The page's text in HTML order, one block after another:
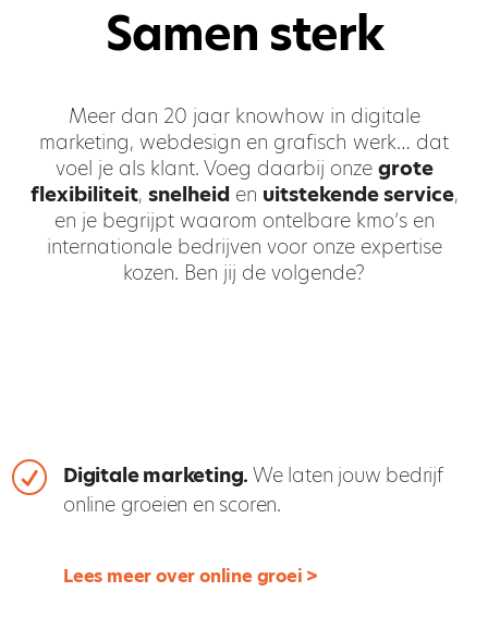
Samen sterk
Meer dan 20 jaar knowhow in digitale
marketing, webdesign en grafisch werk… dat
voel je als klant. Voeg daarbij onze grote
flexibiliteit, snelheid en uitstekende service,
en je begrijpt waarom ontelbare kmo’s en
internationale bedrijven voor onze expertise
kozen. Ben jij de volgende?
R Digitale marketing. We laten jouw bedrijf
online groeien en scoren.
Lees meer over online groei >